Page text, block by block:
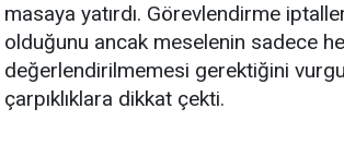
masaya yatırdı. Görevlendirme
olduğunu ancak meselenin sadece
değerlendirilmemesi gerektiğini
çarpıklıklara dikkat çekti.